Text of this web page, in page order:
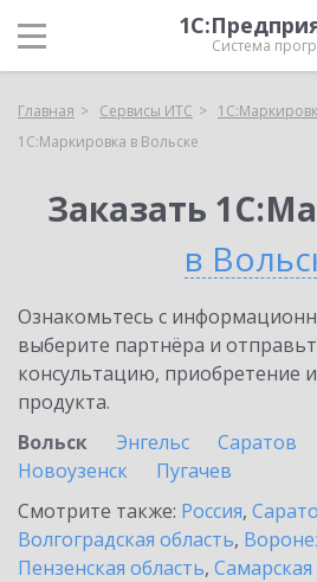
Система
Главная Сервисы ИТС
1С:Маркировка в Вольске
Заказать
в
Ознакомьтесь с
выберите партнёра и
консультацию, приобретение
продукта.
Вольск
Энгельс Саратов
Новоузенск
Пугачев
Смотрите также: Россия,
Волгоградская область,
Пензенская область, Самарская